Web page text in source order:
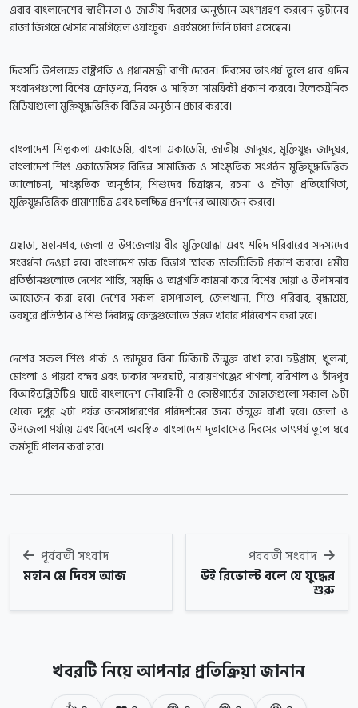
এবার বাংলাদেশের স্বাধীনতা ও জাতীয় দিবসের অনুষ্ঠানে অংশগ্রহণ করবেন ভুটানের
রাজা জিগমে খেসার নামগিয়েল ওয়াংচুক। এরইমধ্যে তিনি ঢাকা এসেছেন।
দিবসটি উপলক্ষে রাষ্ট্রপতি ও প্রধানমন্ত্রী বাণী দেবেন। দিবসের তাৎপর্য তুলে ধরে এদিন
সংবাদপগুলো বিশেষ ক্রোড়পত্র, নিবন্ধ ও সাহিত্য সাময়িকী প্রকাশ করবে। ইলেকট্রনিক
মিডিয়াগুলো মুক্তিযুদ্ধভিত্তিক বিভিন্ন অনুষ্ঠান প্রচার করবে।
বাংলাদেশ শিল্পকলা একাডেমি, বাংলা একাডেমি, জাতীয় জাদুঘর, মুক্তিযুদ্ধ জাদুঘর,
বাংলাদেশ শিশু একাডেমিসহ বিভিন্ন সামাজিক ও সাংস্কৃতিক সংগঠন মুক্তিযুদ্ধভিত্তিক
আলোচনা, সাংস্কৃতিক অনুষ্ঠান, শিশুদের চিত্রাঙ্কন, রচনা ও ক্রীড়া প্রতিযোগিতা,
মুক্তিযুদ্ধভিত্তিক প্রামাণ্যচিত্র এবং চলচ্চিত্র প্রদর্শনের আয়োজন করবে।
এছাড়া, মহানগর, জেলা ও উপজেলায় বীর মুক্তিযোদ্ধা এবং শহিদ পরিবারের সদস্যদের
সংবর্ধনা দেওয়া হবে। বাংলাদেশ ডাক বিভাগ স্মারক ডাকটিকিট প্রকাশ করবে। ধর্মীয়
প্রতিষ্ঠানগুলোতে দেশের শান্তি, সমৃদ্ধি ও অগ্রগতি কামনা করে বিশেষ দোয়া ও উপাসনার
আয়োজন করা হবে। দেশের সকল হাসপাতাল, জেলখানা, শিশু পরিবার, বৃদ্ধাশ্রম,
ভবঘুরে প্রতিষ্ঠান ও শিশু দিবাযত্ন কেন্দ্রগুলোতে উন্নত খাবার পরিবেশন করা হবে।
দেশের সকল শিশু পার্ক ও জাদুঘর বিনা টিকিটে উন্মুক্ত রাখা হবে। চট্টগ্রাম, খুলনা,
মোংলা ও পায়রা বন্দর এবং ঢাকার সদরঘাট, নারায়ণগঞ্জের পাগলা, বরিশাল ও চাঁদপুর
বিআইডব্লিউটিএ ঘাটে বাংলাদেশ নৌবাহিনী ও কোস্টগার্ডের জাহাজগুলো সকাল ৯টা
থেকে দুপুর ২টা পর্যন্ত জনসাধারণের পরিদর্শনের জন্য উন্মুক্ত রাখা হবে। জেলা ও
উপজেলা পর্যায়ে এবং বিদেশে অবস্থিত বাংলাদেশ দূতাবাসেও দিবসের তাৎপর্য তুলে ধরে
কর্মসূচি পালন করা হবে।
পূর্ববর্তী সংবাদ
মহান মে দিবস আজ
পরবর্তী সংবাদ
উই রিভোল্ট বলে যে যুদ্ধের
শুরু
খবরটি নিয়ে আপনার প্রতিক্রিয়া জানান